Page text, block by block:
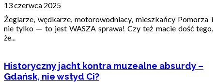
13 czerwca 2025
Żeglarze, wędkarze, motorowodniacy, mieszkańcy Pomorza i
nie tylko — to jest WASZA sprawa! Czy też macie dość tego,
że...
Historyczny jacht kontra muzealne absurdy –
Gdańsk, nie wstyd Ci?